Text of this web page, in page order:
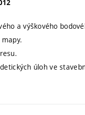
a výškového
úloh ve